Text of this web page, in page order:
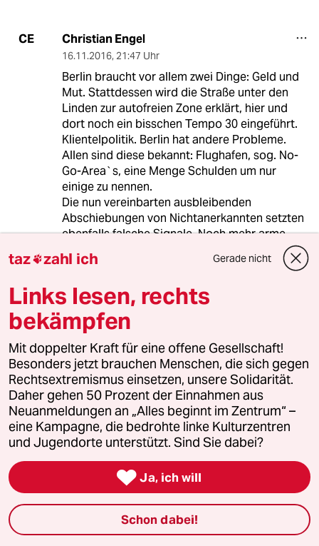
CE Christian Engel
16.11.2016, 21:47 Uhr
Berlin braucht vor allem zwei Dinge: Geld und
Mut. Stattdessen wird die Straße unter den
Linden zur autofreien Zone erklärt, hier und
dort noch ein bisschen Tempo 30 eingeführt.
Klientelpolitik. Berlin hat andere Probleme.
Allen sind diese bekannt: Flughafen, sog. No-
Go-Area`s, eine Menge Schulden um nur
einige zu nennen.
Die nun vereinbarten ausbleibenden
Abschiebungen von Nichtanerkannten setzten
ebenfalls falsche Signale. Noch mehr arme
Menschen, die keinen Asylanspruch haben,
werden den oft tödlichen Weg nach Europa
unsere Hilfe benötigen, ist dann weder Platz
noch Geld vorhanden. Womit wir wieder beim
Eingangsstatement wären...R2G oder
R2D2....das wird wieder nicht`s. Früher war
Berlin auch schon arm, aber wenigstens sexy...
esgehtauchanders
17.11.2016,13:01 Uhr
@Christian Engel:
Im Paralleluniversum der
Compact-/Pi-News-Leser funktioniert
das halt so.
Der kleine, doch tatsächlich ein
taz zahl ich Gerade nicht
Links lesen, rechts
bekämpfen
Mit doppelter Kraft für eine offene Gesellschaft!
Besonders jetzt brauchen Menschen, die sich gegen
Rechtsextremismus einsetzen, unsere Solidarität.
Daher gehen 50 Prozent der Einnahmen aus
Neuanmeldungen an „Alles beginnt im Zentrum“ –
eine Kampagne, die bedrohte linke Kulturzentren
und Jugendorte unterstützt. Sind Sie dabei?
 Ja, ich will
Schon dabei!